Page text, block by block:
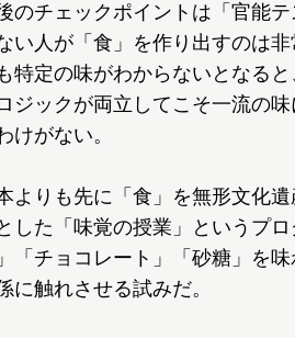
のチェックポイントは「官能
い人が「食」を作り出すのは
特定の味がわからないとなる
ジックが両立してこそ一流の
けがない。
よりも先に「食」を無形文化
した「味覚の授業」というプ
」「チョコレート」「砂糖」を
に触れさせる試みだ。